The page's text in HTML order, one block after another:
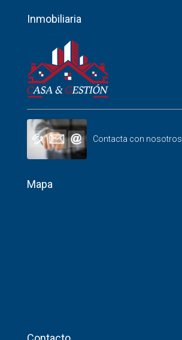
Inmobiliaria
Contacta con nosotros
Mapa